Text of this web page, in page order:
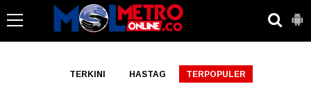
TERKINI HASTAG TERPOPULER